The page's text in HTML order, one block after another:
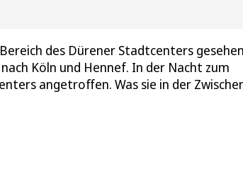
des Dürener Stadtcenters
Köln und Hennef. In der Nacht zum
angetroffen. Was sie in der